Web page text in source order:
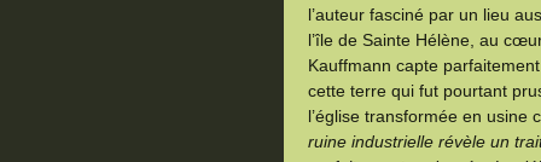
l’auteur fasciné par un lieu
l’île de Sainte Hélène, au
Kauffmann capte
cette terre qui fut pourtant
l’église transformée en
ruine industrielle révèle un